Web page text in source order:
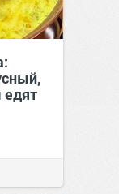
едят